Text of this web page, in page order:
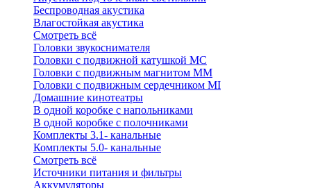
Беспроводная акустика
Влагостойкая акустика
Смотреть всё
Головки звукоснимателя
Головки с подвижной катушкой MC
Головки с подвижным магнитом ММ
Головки с подвижным сердечником MI
Домашние кинотеатры
В одной коробке с напольниками
В одной коробке с полочниками
Комплекты 3.1- канальные
Комплекты 5.0- канальные
Смотреть всё
Источники питания и фильтры
Аккумуляторы